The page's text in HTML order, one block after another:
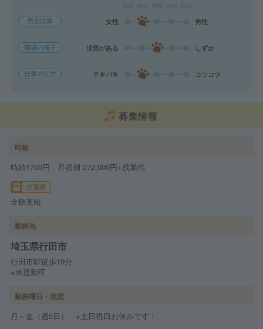
男女比率 女性 男性
職場の様子 活気がある しずか
仕事の仕方 テキパキ コツコツ
募集情報
時給
時給1700円 月収例 272,000円+残業代
交通費
全額支給
勤務地
埼玉県行田市
行田市駅徒歩10分
※車通勤可
勤務曜日・頻度
月～金（週5日） ※土日祝日お休みです！